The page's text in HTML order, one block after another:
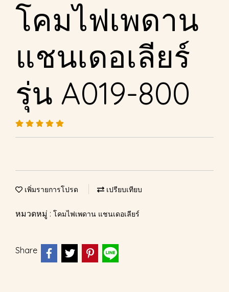
โคมไฟเพดาน
แชนเดอเลียร์
รุ่น A019-800
เพิ่มรายการโปรด เปรียบเทียบ
หมวดหมู่ : โคมไฟเพดาน แชนเดอเลียร์
Share